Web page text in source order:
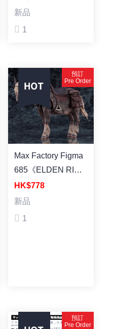
承者》Valby 塗裝成
新品
1
預訂
Pre Order
Max Factory Figma
685《ELDEN RING
艾爾登法環》靈馬
托雷特 塗裝成品
HK$778
新品
1
預訂
Pre Order